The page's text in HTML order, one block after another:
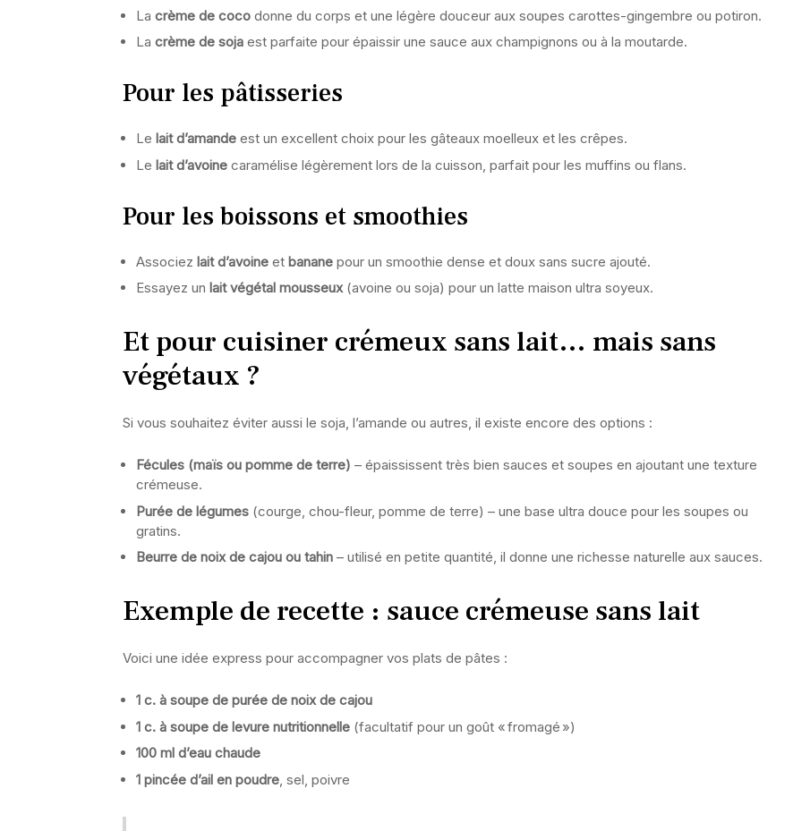
La crème de coco donne du corps et une légère douceur aux soupes carottes-gingembre ou potiron.
La crème de soja est parfaite pour épaissir une sauce aux champignons ou à la moutarde.
Pour les pâtisseries
Le lait d’amande est un excellent choix pour les gâteaux moelleux et les crêpes.
Le lait d’avoine caramélise légèrement lors de la cuisson, parfait pour les muffins ou flans.
Pour les boissons et smoothies
Associez lait d’avoine et banane pour un smoothie dense et doux sans sucre ajouté.
Essayez un lait végétal mousseux(avoine ou soja) pour un latte maison ultra soyeux.
Et pour cuisiner crémeux sans lait… mais sans
végétaux ?
Si vous souhaitez éviter aussi le soja, l’amande ou autres, il existe encore des options :
Fécules (maïs ou pomme de terre) – épaississent très bien sauces et soupes en ajoutant une texture
crémeuse.
Purée de légumes (courge, chou-fleur, pomme de terre) – une base ultra douce pour les soupes ou
gratins.
Beurre de noix de cajou ou tahin – utilisé en petite quantité, il donne une richesse naturelle aux sauces.
Exemple de recette : sauce crémeuse sans lait
Voici une idée express pour accompagner vos plats de pâtes :
1 c. à soupe de purée de noix de cajou
1 c. à soupe de levure nutritionnelle (facultatif pour un goût « fromagé »)
100 ml d’eau chaude
1 pincée d’ail en poudre , sel, poivre